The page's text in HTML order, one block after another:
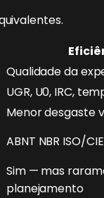
Qualidade da
UGR, U0, IRC,
Menor desgaste
ABNT NBR ISO/
Sim — mas
planejamento